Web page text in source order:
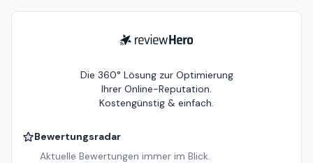
ReviewHero
Die 360° Lösung zur Optimierung
Ihrer Online-Reputation.
Kostengünstig & einfach.
Bewertungsradar
Aktuelle Bewertungen immer im Blick.